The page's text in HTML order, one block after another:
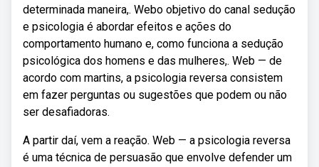
determinada maneira,. Webo objetivo do canal sedução
e psicologia é abordar efeitos e ações do
comportamento humano e, como funciona a sedução
psicológica dos homens e das mulheres,. Web — de
acordo com martins, a psicologia reversa consistem
em fazer perguntas ou sugestões que podem ou não
ser desafiadoras.
A partir daí, vem a reação. Web — a psicologia reversa
é uma técnica de persuasão que envolve defender um